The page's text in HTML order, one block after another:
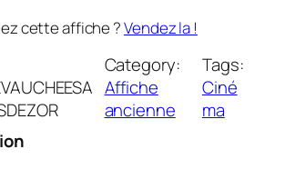
cette affiche ?Vendez la !
Category:
Affiche
ancienne
Tags:
Ciné
ma